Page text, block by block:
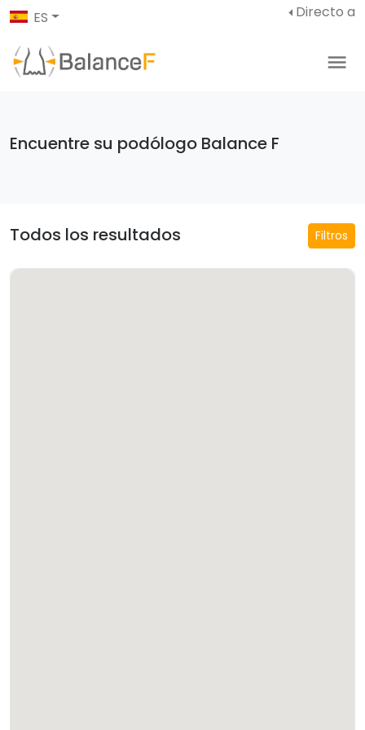
ES Directo a
Encuentre su podólogo Balance F
Todos los resultados Filtros